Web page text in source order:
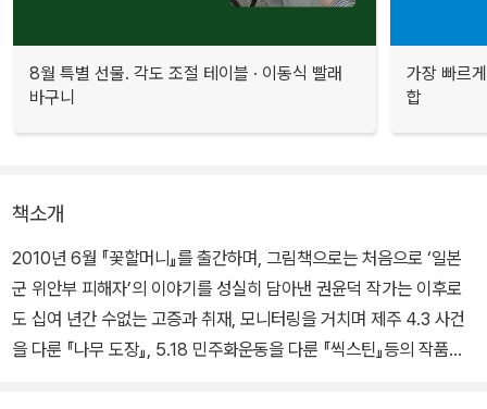
8월 특별 선물. 각도 조절 테이블 · 이동식 빨래
바구니
가장 빠르
합
책소개
2010년 6월 『꽃할머니』를 출간하며, 그림책으로는 처음으로 ‘일본
군 위안부 피해자’의 이야기를 성실히 담아낸 권윤덕 작가는 이후로
도 십여 년간 수없는 고증과 취재, 모니터링을 거치며 제주 4.3 사건
을 다룬 『나무 도장』, 5.18 민주화운동을 다룬 『씩스틴』등의 작품을